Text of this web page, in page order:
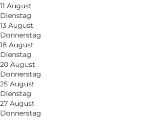
11 August
Dienstag
13 August
Donnerstag
18 August
Dienstag
20 August
Donnerstag
25 August
Dienstag
27 August
Donnerstag
Route anzeigen
Kystcentervej